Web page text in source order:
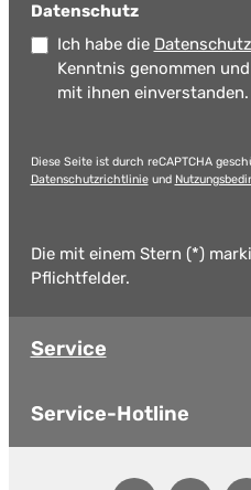
Datenschutz
Ich habe die
Kenntnis genommen
mit ihnen einverstanden.
Diese Seite ist durch reCAPTCHA
Datenschutzrichtlinieund
Die mit einem Stern (*)
Pflichtfelder.
Service
Service-Hotline